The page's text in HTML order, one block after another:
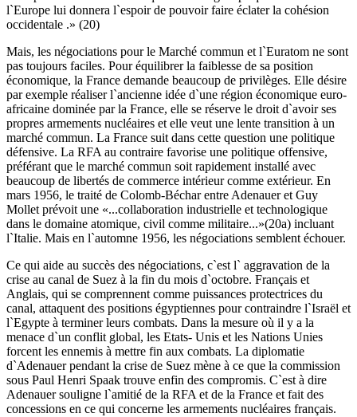
l`Europe lui donnera l`espoir de pouvoir faire éclater la cohésion
occidentale .» (20)
Mais, les négociations pour le Marché commun et l`Euratom ne sont
pas toujours faciles. Pour équilibrer la faiblesse de sa position
économique, la France demande beaucoup de privilèges. Elle désire
par exemple réaliser l`ancienne idée d`une région économique euro-
africaine dominée par la France, elle se réserve le droit d`avoir ses
propres armements nucléaires et elle veut une lente transition à un
marché commun. La France suit dans cette question une politique
défensive. La RFA au contraire favorise une politique offensive,
préférant que le marché commun soit rapidement installé avec
beaucoup de libertés de commerce intérieur comme extérieur. En
mars 1956, le traité de Colomb-Béchar entre Adenauer et Guy
Mollet prévoit une «...collaboration industrielle et technologique
dans le domaine atomique, civil comme militaire...»(20a) incluant
l`Italie. Mais en l`automne 1956, les négociations semblent échouer.
Ce qui aide au succès des négociations, c`est l` aggravation de la
crise au canal de Suez à la fin du mois d`octobre. Français et
Anglais, qui se comprennent comme puissances protectrices du
canal, attaquent des positions égyptiennes pour contraindre l`Israël et
l`Egypte à terminer leurs combats. Dans la mesure où il y a la
menace d`un conflit global, les Etats- Unis et les Nations Unies
forcent les ennemis à mettre fin aux combats. La diplomatie
d`Adenauer pendant la crise de Suez mène à ce que la commission
sous Paul Henri Spaak trouve enfin des compromis. C`est à dire
Adenauer souligne l`amitié de la RFA et de la France et fait des
concessions en ce qui concerne les armements nucléaires français.